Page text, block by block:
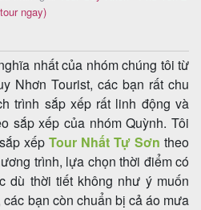
ngay)
nhất của nhóm chúng tôi từ
Nhơn Tourist, các bạn rất chu
trình sắp xếp rất linh động và
sắp xếp của nhóm Quỳnh. Tôi
xếp Tour Nhất Tự Sơn theo
trình, lựa chọn thời điểm có
dù thời tiết không như ý muốn
bạn còn chuẩn bị cả áo mưa